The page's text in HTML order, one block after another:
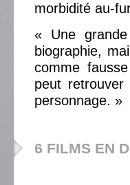
morbidité au-
« Une
biographie,
comme
peut
personnage. »
6 FILMS EN